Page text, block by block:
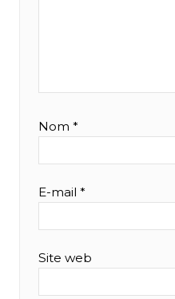
Nom *
E-mail *
Site web